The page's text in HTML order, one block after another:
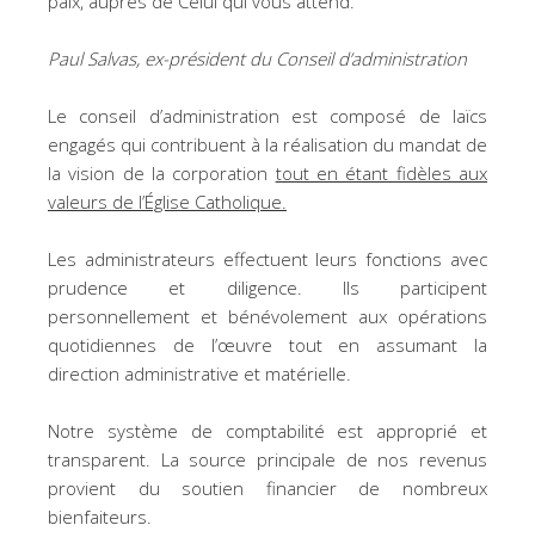
Paul Salvas, ex-président du Conseil d’administration
Le conseil d’administration est composé de laïcs
engagés qui contribuent à la réalisation du mandat de
la vision de la corporation tout en étant fidèles aux
valeurs de l’Église Catholique.
Les administrateurs effectuent leurs fonctions avec
prudence et diligence. Ils participent
personnellement et bénévolement aux opérations
quotidiennes de l’œuvre tout en assumant la
direction administrative et matérielle.
Notre système de comptabilité est approprié et
transparent. La source principale de nos revenus
provient du soutien financier de nombreux
bienfaiteurs.